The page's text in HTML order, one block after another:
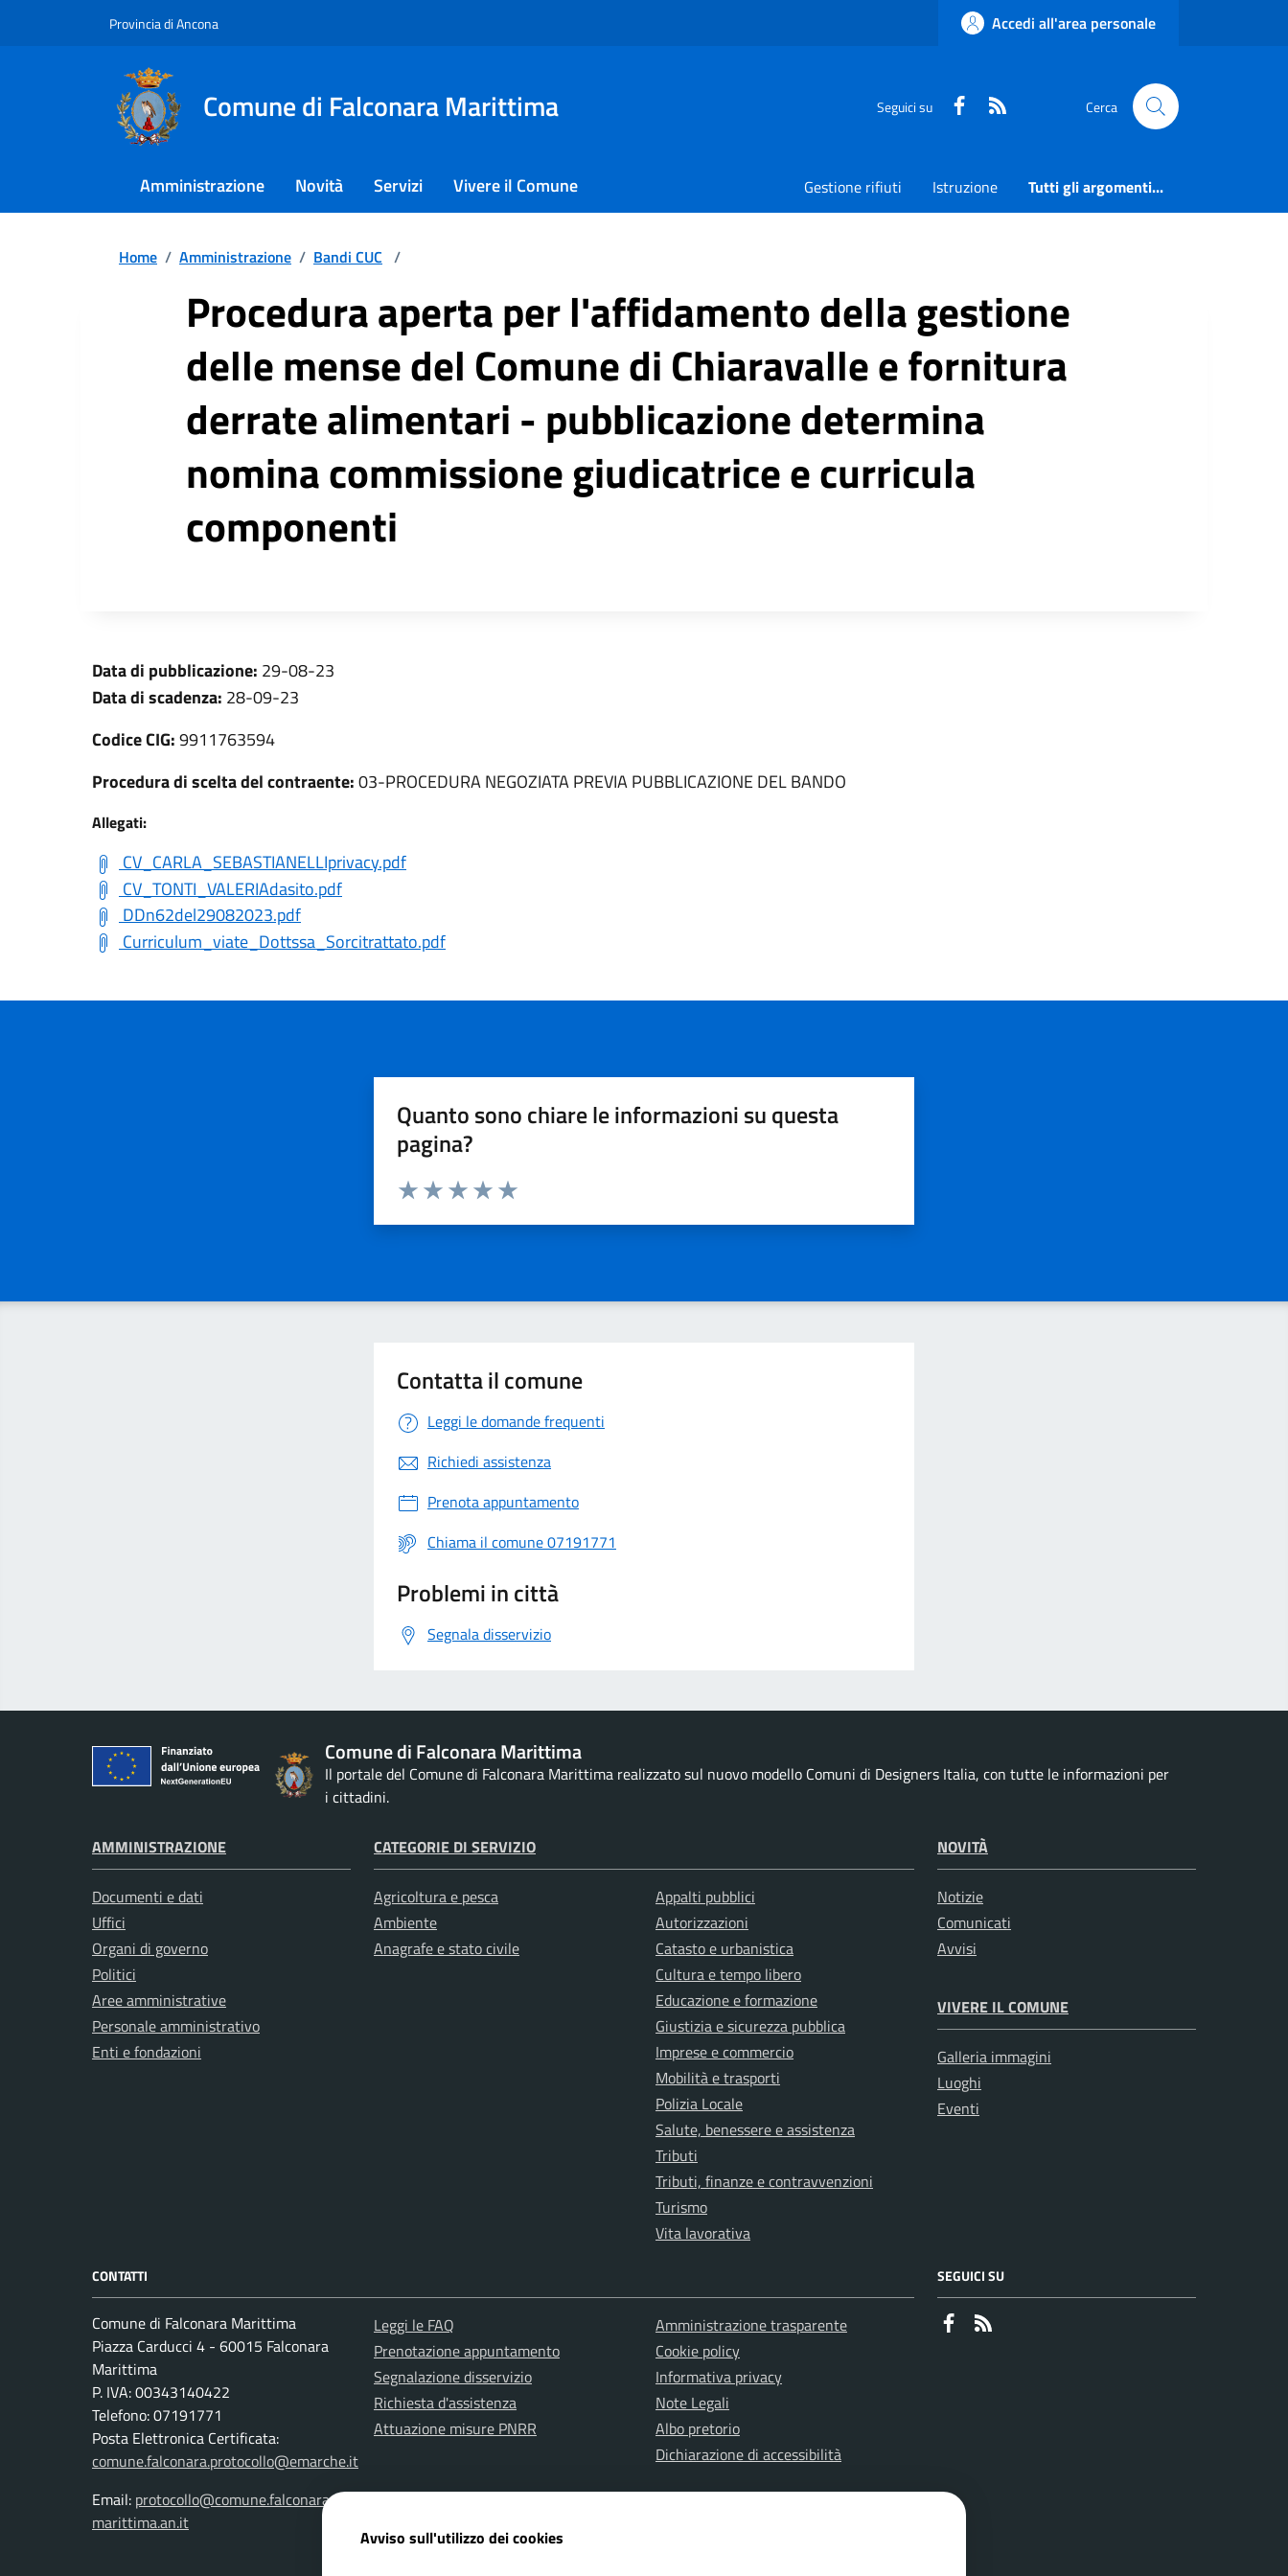
Provincia di Ancona Accedi all'area personale
Comune di Falconara Marittima Seguici su Faceboook Cerca
Amministrazione Novità Servizi Vivere il Comune Gestione rifiuti Istruzione Tutti gli argomenti...
Home / Amministrazione / Bandi CUC /
Procedura aperta per l'affidamento della gestione
delle mense del Comune di Chiaravalle e fornitura
derrate alimentari - pubblicazione determina
nomina commissione giudicatrice e curricula
componenti
Data di pubblicazione: 29-08-23
Data di scadenza: 28-09-23
Codice CIG:9911763594
Procedura di scelta del contraente:03-PROCEDURA NEGOZIATA PREVIA PUBBLICAZIONE DEL BANDO
Allegati:
CV_CARLA_SEBASTIANELLIprivacy.pdf
CV_TONTI_VALERIAdasito.pdf
DDn62del29082023.pdf
Curriculum_viate_Dottssa_Sorcitrattato.pdf
Quanto sono chiare le informazioni su questa
pagina?
Valuta da 1 a 5 stelle la pagina
Contatta il comune
Leggi le domande frequenti
Richiedi assistenza
Prenota appuntamento
Chiama il comune 07191771
Problemi in città
Segnala disservizio
Comune di Falconara Marittima
Il portale del Comune di Falconara Marittima realizzato sul nuovo modello Comuni di Designers Italia, con tutte le informazioni per
i cittadini.
AMMINISTRAZIONE
Documenti e dati
Uffici
Organi di governo
Politici
Aree amministrative
Personale amministrativo
Enti e fondazioni
CATEGORIE DI SERVIZIO
Agricoltura e pesca
Ambiente
Anagrafe e stato civile
Appalti pubblici
Autorizzazioni
Catasto e urbanistica
Cultura e tempo libero
Educazione e formazione
Giustizia e sicurezza pubblica
Imprese e commercio
Mobilità e trasporti
Polizia Locale
Salute, benessere e assistenza
Tributi
Tributi, finanze e contravvenzioni
Turismo
Vita lavorativa
NOVITÀ
Notizie
Comunicati
Avvisi
VIVERE IL COMUNE
Galleria immagini
Luoghi
Eventi
CONTATTI
Comune di Falconara Marittima
Piazza Carducci 4 - 60015 Falconara
Marittima
P. IVA: 00343140422
Telefono: 07191771
Posta Elettronica Certificata:
comune.falconara.protocollo@emarche.it
Email: protocollo@comune.falconara-
marittima.an.it
Leggi le FAQ
Prenotazione appuntamento
Segnalazione disservizio
Richiesta d'assistenza
Attuazione misure PNRR
Amministrazione trasparente
Cookie policy
Informativa privacy
Note Legali
Albo pretorio
Dichiarazione di accessibilità
SEGUICI SU
Faceboook
Avviso sull'utilizzo dei cookies